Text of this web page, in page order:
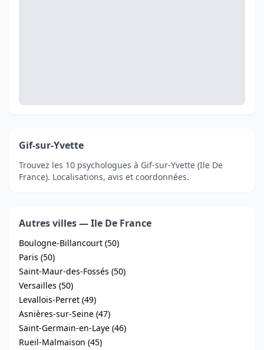
Gif-sur-Yvette
Trouvez les 10 psychologues à Gif-sur-Yvette (Ile De
France). Localisations, avis et coordonnées.
Autres villes — Ile De France
Boulogne-Billancourt (50)
Paris (50)
Saint-Maur-des-Fossés (50)
Versailles (50)
Levallois-Perret (49)
Asnières-sur-Seine (47)
Saint-Germain-en-Laye (46)
Rueil-Malmaison (45)